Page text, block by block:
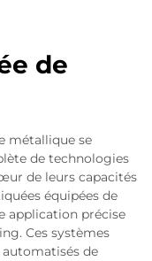
de
métallique se
de technologies
de leurs capacités
équipées de
application précise
Ces systèmes
de